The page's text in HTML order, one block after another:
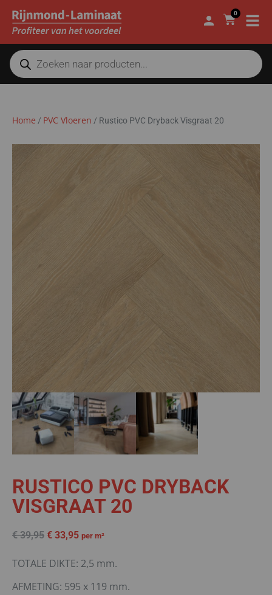
0
Home / PVC Vloeren / Rustico PVC Dryback Visgraat 20
RUSTICO PVC DRYBACK
VISGRAAT 20
€39,95 € 33,95 per m²
TOTALE DIKTE: 2,5 mm.
AFMETING: 595 x 119 mm.